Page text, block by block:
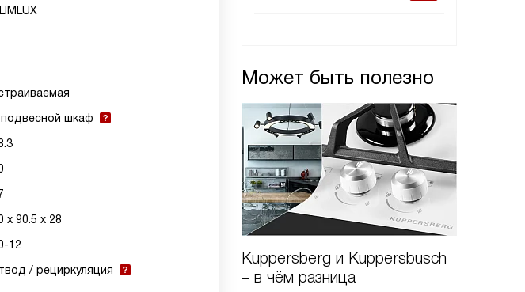
Может быть полезно
Kuppersberg и Kuppersbusch
– в чём разница
шкаф
х 90.5 х 28
12
/ рециркуляция